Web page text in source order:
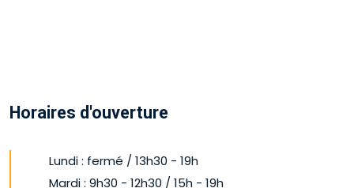
Horaires d'ouverture
Lundi : fermé / 13h30 - 19h
Mardi : 9h30 - 12h30 / 15h - 19h